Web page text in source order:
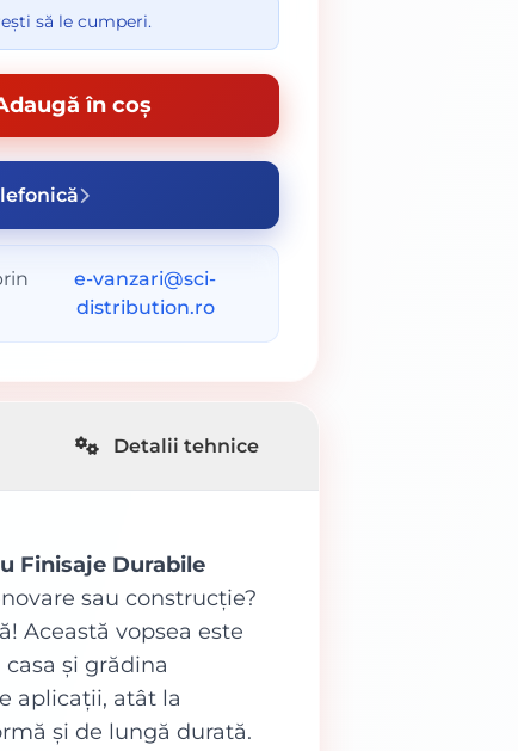
să le cumperi.
în coș
e-vanzari@sci-
distribution.ro
Detalii tehnice
Finisaje Durabile
sau construcție?
Această vopsea este
și grădina
aplicații, atât la
și de lungă durată.